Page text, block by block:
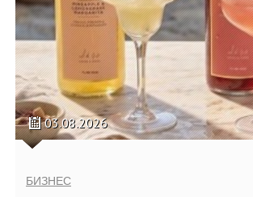
03.08.2026
БИЗНЕС